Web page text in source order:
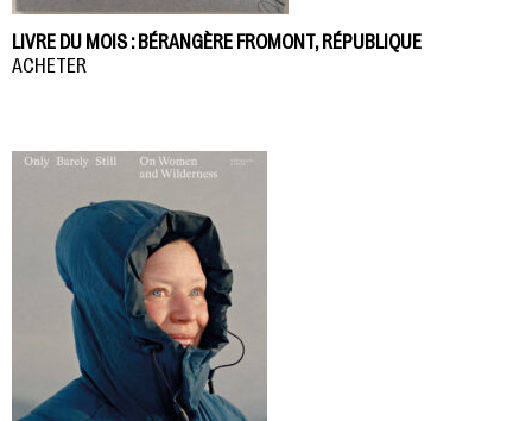
LIVRE DU MOIS : BÉRANGÈRE FROMONT, RÉPUBLIQUE
ACHETER